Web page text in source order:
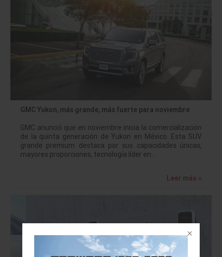
GMC Yukon, más grande, más fuerte para noviembre
GMC anunció que en noviembre inicia la comercialización
de la quinta generación de Yukon en México. Esta SUV
grande premium destaca por sus capacidades únicas,
mayores proporciones, tecnología líder en…
Leer más »